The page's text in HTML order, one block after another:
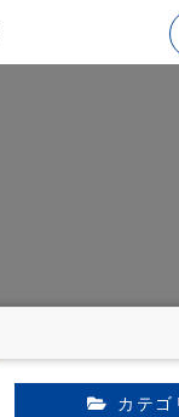
カテゴ